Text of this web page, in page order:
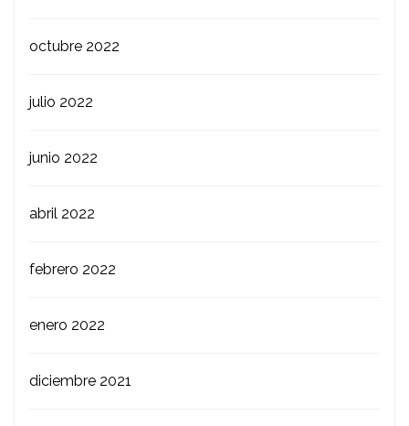
octubre 2022
julio 2022
junio 2022
abril 2022
febrero 2022
enero 2022
diciembre 2021